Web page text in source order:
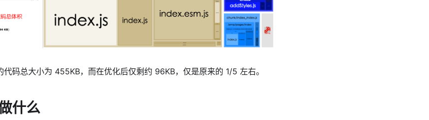
代码总大小为 455KB，而在优化后仅剩约 96KB，仅是原来的 1/5 左右。
什么